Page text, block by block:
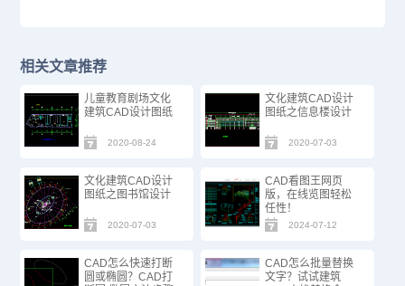
相关文章推荐
儿童教育剧场文化
建筑CAD设计图纸
2020-08-24
文化建筑CAD设计
图纸之信息楼设计
2020-07-03
文化建筑CAD设计
图纸之图书馆设计
2020-07-03
CAD看图王网页
版，在线览图轻松
任性！
2024-07-12
CAD怎么快速打断
圆或椭圆？CAD打
CAD怎么批量替换
文字？试试建筑